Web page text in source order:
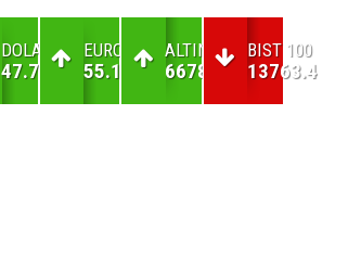
DOLAR
47.7
EURO
55.17
ALTIN
6678.41
BIST 100
13763.4